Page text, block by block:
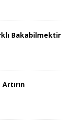
Bakabilmektir
Artırın